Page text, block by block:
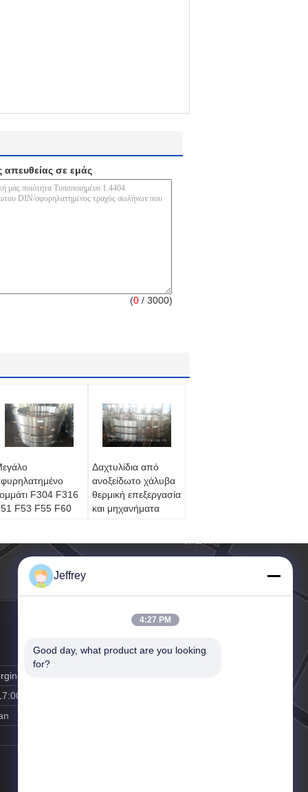
απευθείας σε εμάς
(0 / 3000)
F304 F316
F53 F55 F60
δαχτυλίδι
Δαχτυλίδια από
ανοξείδωτο χάλυβα
θερμική επεξεργασία
και μηχανήματα
Jeffrey
4:27 PM
Good day, what product are you looking
for?